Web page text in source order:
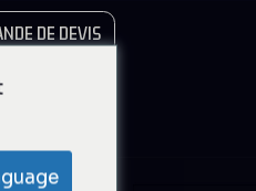
DE DEVIS